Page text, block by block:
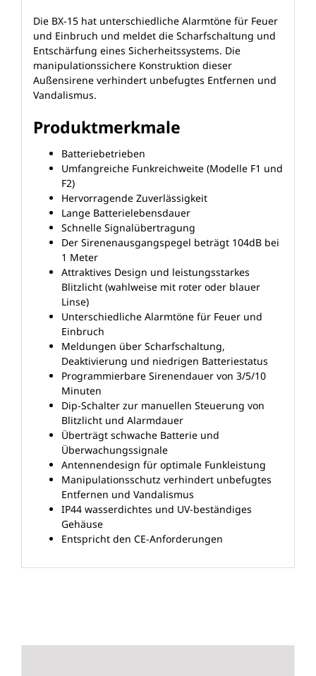
Die BX-15 hat unterschiedliche Alarmtöne für Feuer
und Einbruch und meldet die Scharfschaltung und
Entschärfung eines Sicherheitssystems. Die
manipulationssichere Konstruktion dieser
Außensirene verhindert unbefugtes Entfernen und
Vandalismus.
Produktmerkmale
Batteriebetrieben
Umfangreiche Funkreichweite (Modelle F1 und
F2)
Hervorragende Zuverlässigkeit
Lange Batterielebensdauer
Schnelle Signalübertragung
Der Sirenenausgangspegel beträgt 104dB bei
1 Meter
Attraktives Design und leistungsstarkes
Blitzlicht (wahlweise mit roter oder blauer
Linse)
Unterschiedliche Alarmtöne für Feuer und
Einbruch
Meldungen über Scharfschaltung,
Deaktivierung und niedrigen Batteriestatus
Programmierbare Sirenendauer von 3/5/10
Minuten
Dip-Schalter zur manuellen Steuerung von
Blitzlicht und Alarmdauer
Überträgt schwache Batterie und
Überwachungssignale
Antennendesign für optimale Funkleistung
Manipulationsschutz verhindert unbefugtes
Entfernen und Vandalismus
IP44 wasserdichtes und UV-beständiges
Gehäuse
Entspricht den CE-Anforderungen